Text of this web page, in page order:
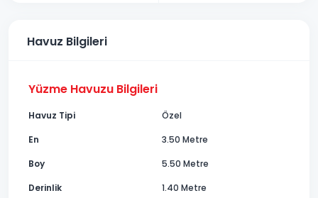
Havuz Bilgileri
Yüzme Havuzu Bilgileri
Havuz Tipi
Özel
En
3.50 Metre
Boy
5.50 Metre
Derinlik
1.40 Metre